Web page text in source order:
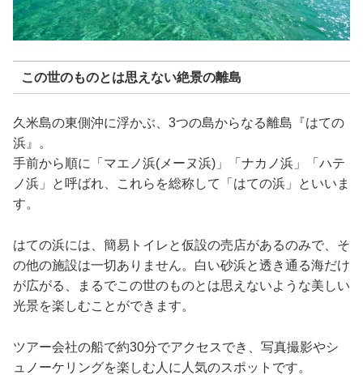
この世のものとは思えない絶景の離島
久米島の東側沖に浮かぶ、3つの島からなる離島『はての
浜』。
手前から順に「マエノ浜(メーヌ浜)」「ナカノ浜」「ハテ
ノ浜」と呼ばれ、これらを総称して「はての浜」といいま
す。
はての浜には、簡易トイレと仮設の売店があるのみで、そ
の他の施設は一切ありません。白い砂浜と透き通る海だけ
が広がる、まるでこの世のものとは思えないような美しい
光景を楽しむことができます。
ツアー会社の船で約30分でアクセスでき、写真撮影やシ
ュノーケリングを楽しむ人に人気のスポットです。